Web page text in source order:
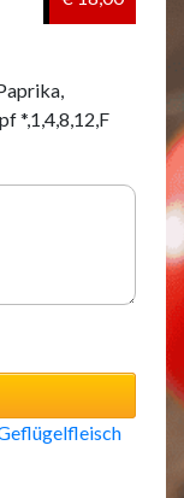
*,1,4,8,12,F